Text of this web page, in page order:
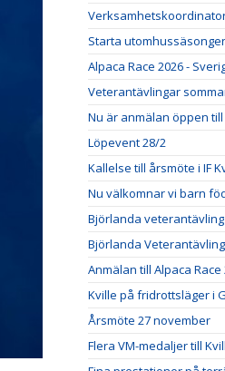
Verksamhetskoordinator
Starta
Alpaca Race 2026 -
Veterantävlingar
Nu är anmälan öppen
Löpevent 28/2
Kallelse till årsmöte i IF
Nu välkomnar vi barn
Björlanda
Björlanda Veterantävling
Anmälan till Alpaca Race
Kville på fridrottsläger i
Årsmöte 27 november
Flera VM-medaljer till